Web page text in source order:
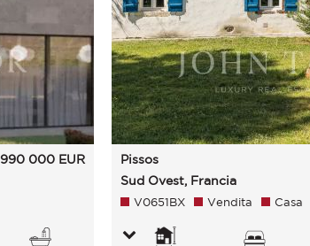
990 000 EUR
Pissos
Sud Ovest, Francia
V0651BX Vendita Casa